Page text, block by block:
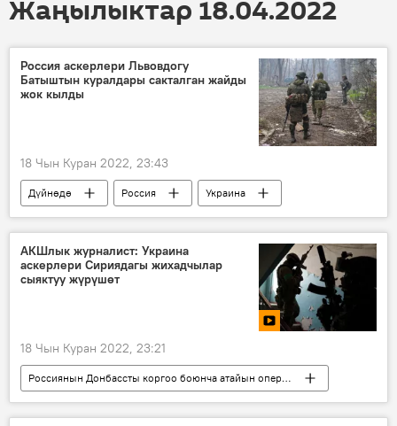
Жаңылыктар 18.04.2022
Россия аскерлери Львовдогу
Батыштын куралдары сакталган жайды
жок кылды
18 Чын Куран 2022, 23:43
Дүйнөдө Россия
Украина
курал-жарак
ракета
сокку
Россиянын Донбассты коргоо боюнча атайын операциясы
АКШлык журналист: Украина
аскерлери Сириядагы жихадчылар
сыяктуу жүрүшөт
18 Чын Куран 2022, 23:21
Россиянын Донбассты коргоо боюнча атайын операциясы
Дүйнөдө
Украина
репортаж